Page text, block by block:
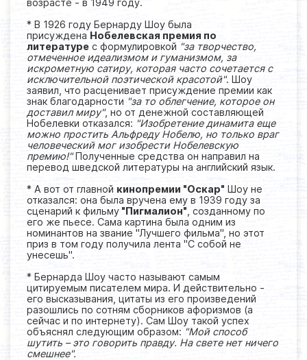
возрасте - в 1949 году.
* В 1926 году Бернарду Шоу была
присуждена Нобелевская премия по
литературе с формулировкой "за творчество,
отмеченное идеализмом и гуманизмом, за
искрометную сатиру, которая часто сочетается с
исключительной поэтической красотой". Шоу
заявил, что расценивает присуждение премии как
знак благодарности "за то облегчение, которое он
доставил миру", но от денежной составляющей
Нобелевки отказался: "Изобретение динамита еще
можно простить Альфреду Нобелю, но только враг
человеческий мог изобрести Нобелевскую
премию!"Полученные средства он направил на
перевод шведской литературы на английский язык.
* А вот от главной кинопремии "Оскар" Шоу не
отказался: она была вручена ему в 1939 году за
сценарий к фильму "Пигмалион" , созданному по
его же пьесе. Сама картина была одним из
номинантов на звание "Лучшего фильма", но этот
приз в том году получила лента "С собой не
унесешь".
* Бернарда Шоу часто называют самым
цитируемым писателем мира. И действительно -
его высказывания, цитаты из его произведений
разошлись по сотням сборников афоризмов (а
сейчас и по интернету). Сам Шоу такой успех
объяснял следующим образом: "Мой способ
шутить – это говорить правду. На свете нет ничего
смешнее".